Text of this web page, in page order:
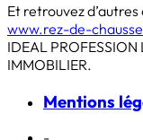
Et retrouvez
www.rez-de-
IDEAL
IMMOBILIER.
Mentions